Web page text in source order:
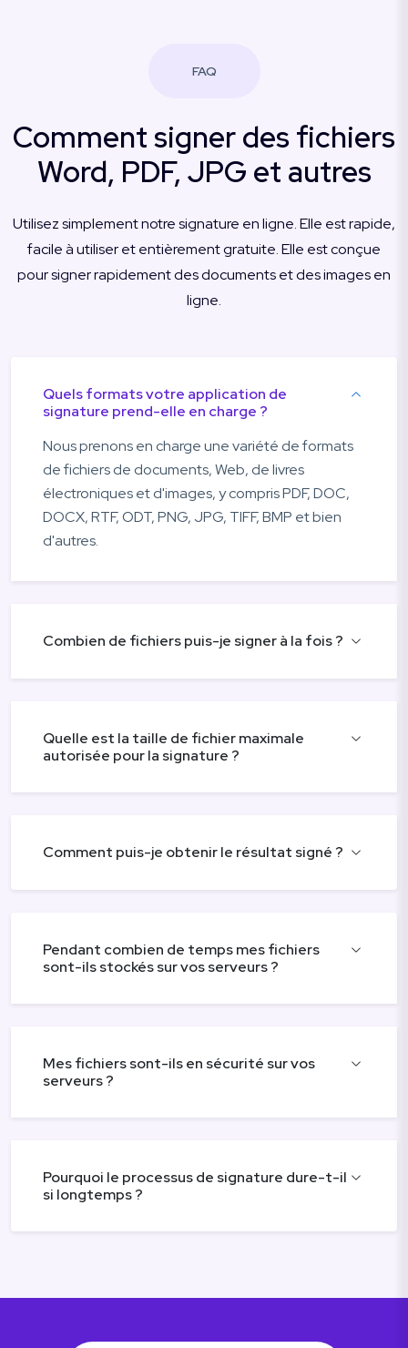
FAQ
Comment signer des fichiers
Word, PDF, JPG et autres
Utilisez simplement notre signature en ligne. Elle est rapide,
facile à utiliser et entièrement gratuite. Elle est conçue
pour signer rapidement des documents et des images en
ligne.
Quels formats votre application de
signature prend-elle en charge ?
Nous prenons en charge une variété de formats
de fichiers de documents, Web, de livres
électroniques et d'images, y compris PDF, DOC,
DOCX, RTF, ODT, PNG, JPG, TIFF, BMP et bien
d'autres.
Combien de fichiers puis-je signer à la fois ?
Quelle est la taille de fichier maximale
autorisée pour la signature ?
Comment puis-je obtenir le résultat signé ?
Pendant combien de temps mes fichiers
sont-ils stockés sur vos serveurs ?
Mes fichiers sont-ils en sécurité sur vos
serveurs ?
Pourquoi le processus de signature dure-t-il
si longtemps ?